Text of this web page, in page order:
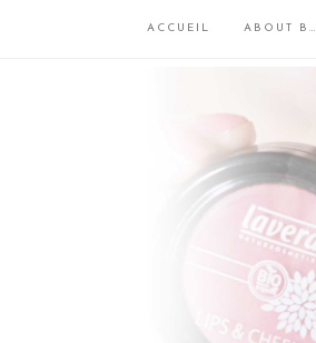
ACCUEIL ABOUT B…